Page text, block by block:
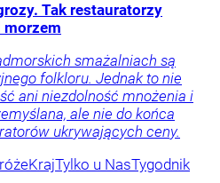
Tak restauratorzy
morzem
smażalniach są
folkloru. Jednak to nie
ani niezdolność mnożenia i
ale nie do końca
ukrywających ceny.
KrajTylko u NasTygodnik